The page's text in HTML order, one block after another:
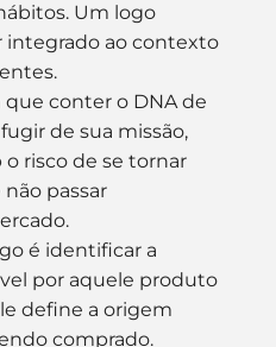
Um logo
integrado ao contexto
conter o DNA de
de sua missão,
o risco de se tornar
passar
é identificar a
por aquele produto
define a origem
comprado.